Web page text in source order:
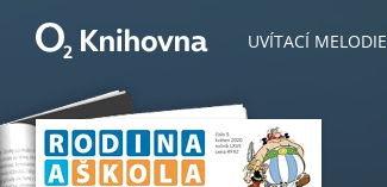
UVÍTACÍ MELODIE